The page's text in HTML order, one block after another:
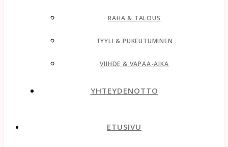
RAHA & TALOUS
TYYLI & PUKEUTUMINEN
VIIHDE & VAPAA-AIKA
YHTEYDENOTTO
ETUSIVU